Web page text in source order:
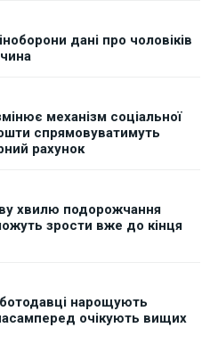
дані про чоловіків
механізм соціальної
спрямовуватимуть
рахунок
хвилю подорожчання
зрости вже до кінця
нарощують
очікують вищих